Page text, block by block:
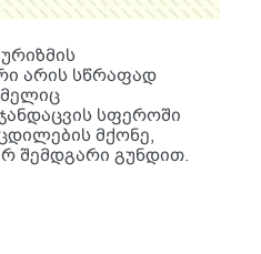
არის სწრაფად
სფეროში
მქონე,
შემდგარი გუნდით.